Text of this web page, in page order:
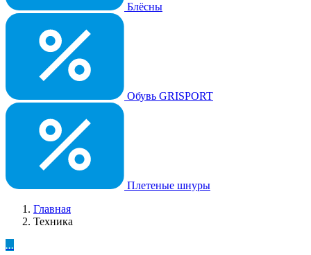
Блёсны
Обувь GRISPORT
Плетеные шнуры
Главная
Техника
...